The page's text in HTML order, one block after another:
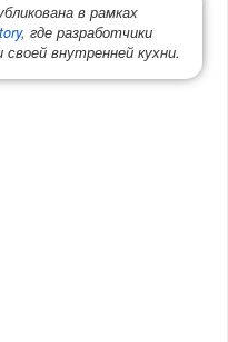
в рамках
, где разработчики
внутренней кухни.